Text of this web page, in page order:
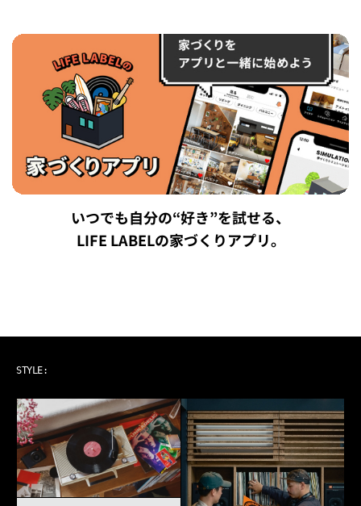
いつでも自分の“好き”を試せる、
LIFE LABELの家づくりアプリ。
STYLE: